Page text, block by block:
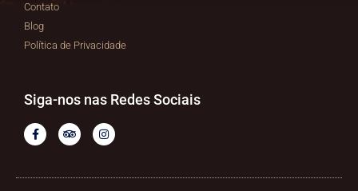
Contato
Blog
Política de Privacidade
Siga-nos nas Redes Sociais